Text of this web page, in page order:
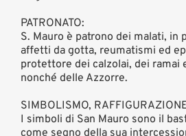
PATRONATO:
S. Mauro è patrono dei malati, in
affetti da gotta, reumatismi ed
protettore dei calzolai, dei ramai
nonché delle Azzorre.
SIMBOLISMO,
I simboli di San Mauro sono il